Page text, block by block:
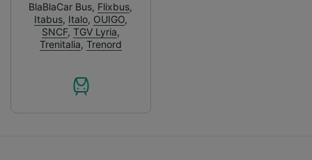
BlaBlaCar Bus, Flixbus,
Itabus, Italo, OUIGO,
SNCF, TGV Lyria,
Trenitalia, Trenord